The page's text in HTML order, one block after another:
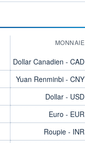
MONNAIE
Dollar Canadien - CAD
Yuan Renminbi - CNY
Dollar - USD
Euro - EUR
Roupie - INR